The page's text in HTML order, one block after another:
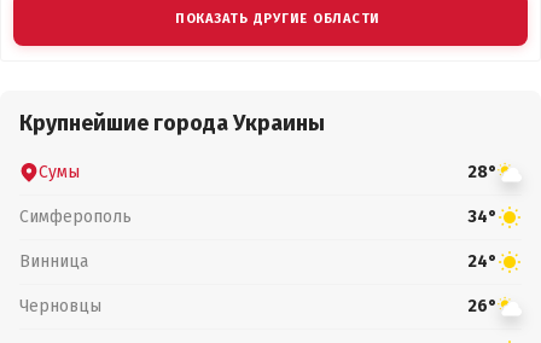
ПОКАЗАТЬ ДРУГИЕ ОБЛАСТИ
Крупнейшие города Украины
Сумы 28°
Симферополь 34°
Винница 24°
Черновцы 26°